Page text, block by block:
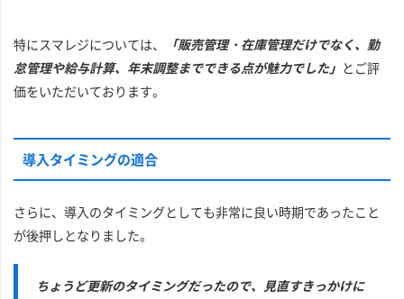
特にスマレジについては、
「販売管理・在庫管理だけでなく、勤
怠管理や給与計算、年末調整までできる点が魅力でした」 とご評
価をいただいております。
導入タイミングの適合
さらに、導入のタイミングとしても非常に良い時期であったこと
が後押しとなりました。
ちょうど更新のタイミングだったので、見直すきっかけに